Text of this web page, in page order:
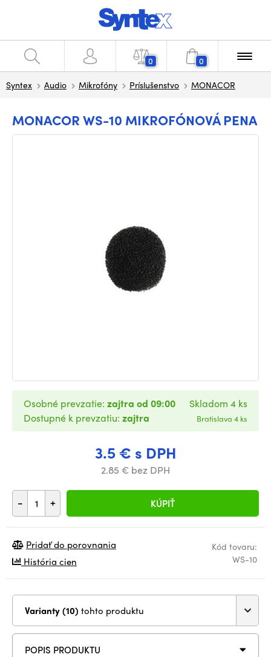
0 0
Syntex Audio Mikrofóny Príslušenstvo MONACOR
MONACOR WS-10 MIKROFÓNOVÁ PENA
3.5 € s DPH
2.85 € bez DPH
- + KÚPIŤ
Osobné prevzatie: zajtra od 09:00
Dostupné k prevzatiu: zajtra
Skladom 4 ks
Bratislava 4 ks
Kód tovaru:
WS-10
Pridať do porovnania
História cien
Varianty (10) tohto produktu
POPIS PRODUKTU